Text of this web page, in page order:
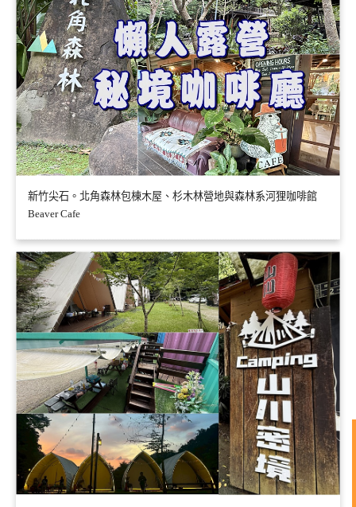
新竹尖石。北角森林包棟木屋、杉木林營地與森林系河狸咖啡館
Beaver Cafe